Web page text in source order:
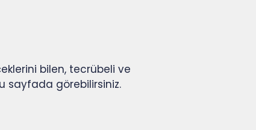
bilen, tecrübeli ve
sayfada görebilirsiniz.